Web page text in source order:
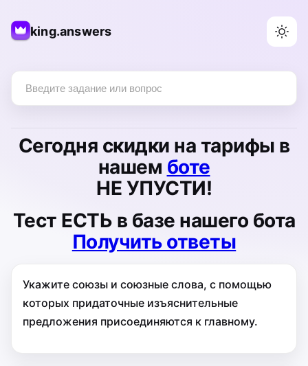
king.answers
Сегодня скидки на тарифы в
нашем боте
НЕ УПУСТИ!
Тест ЕСТЬ в базе нашего бота
Получить ответы
Укажите союзы и союзные слова, с помощью
которых придаточные изъяснительные
предложения присоединяются к главному.